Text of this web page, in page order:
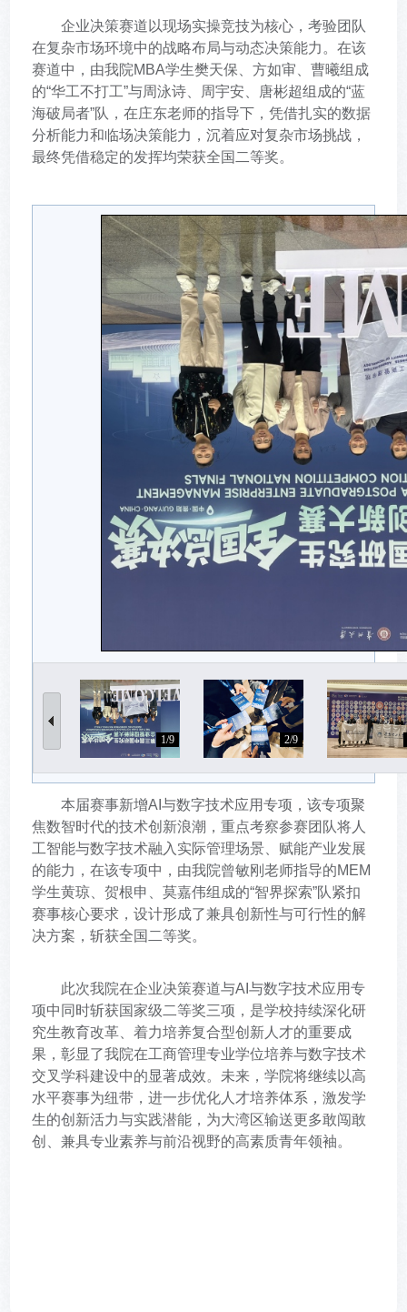
企业决策赛道以现场实操竞技为核心，考验团队
在复杂市场环境中的战略布局与动态决策能力。在该
赛道中，由我院MBA学生樊天保、方如审、曹曦组成
的“华工不打工”与周泳诗、周宇安、唐彬超组成的“蓝
海破局者”队，在庄东老师的指导下，凭借扎实的数据
分析能力和临场决策能力，沉着应对复杂市场挑战，
最终凭借稳定的发挥均荣获全国二等奖。
1/9 2/9
本届赛事新增AI与数字技术应用专项，该专项聚
焦数智时代的技术创新浪潮，重点考察参赛团队将人
工智能与数字技术融入实际管理场景、赋能产业发展
的能力，在该专项中，由我院曾敏刚老师指导的MEM
学生黄琼、贺根申、莫嘉伟组成的“智界探索”队紧扣
赛事核心要求，设计形成了兼具创新性与可行性的解
决方案，斩获全国二等奖。
此次我院在企业决策赛道与AI与数字技术应用专
项中同时斩获国家级二等奖三项，是学校持续深化研
究生教育改革、着力培养复合型创新人才的重要成
果，彰显了我院在工商管理专业学位培养与数字技术
交叉学科建设中的显著成效。未来，学院将继续以高
水平赛事为纽带，进一步优化人才培养体系，激发学
生的创新活力与实践潜能，为大湾区输送更多敢闯敢
创、兼具专业素养与前沿视野的高素质青年领袖。